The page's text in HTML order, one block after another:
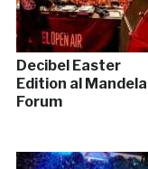
Decibel Easter
Edition al Mandela
Forum